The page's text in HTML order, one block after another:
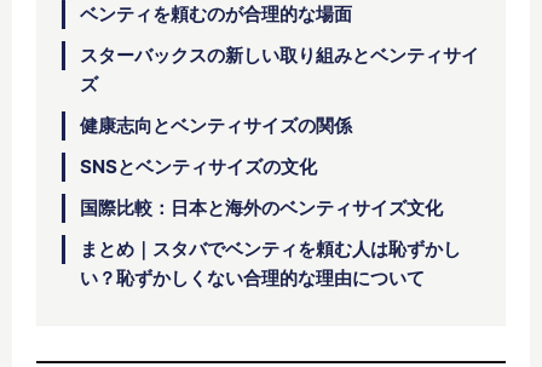
ベンティを頼むのが合理的な場面
スターバックスの新しい取り組みとベンティサイ
ズ
健康志向とベンティサイズの関係
SNSとベンティサイズの文化
国際比較：日本と海外のベンティサイズ文化
まとめ｜スタバでベンティを頼む人は恥ずかし
い？恥ずかしくない合理的な理由について